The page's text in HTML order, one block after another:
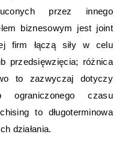
przez innego
biznesowym jest joint
firm łączą siły w celu
przedsięwzięcia; różnica
to zazwyczaj dotyczy
ograniczonego czasu
to długoterminowa
działania.